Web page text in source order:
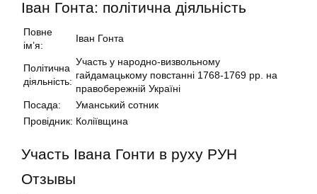
Іван Гонта: політична діяльність
Повне
ім’я:
Іван Гонта
Політична
діяльність:
Участь у народно-визвольному
гайдамацькому повстанні 1768-1769 рр. на
правобережній Україні
Посада:
Уманський сотник
Провідник: Коліївщина
Участь Івана Гонти в руху РУН
Отзывы